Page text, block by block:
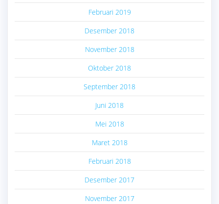
Februari 2019
Desember 2018
November 2018
Oktober 2018
September 2018
Juni 2018
Mei 2018
Maret 2018
Februari 2018
Desember 2017
November 2017